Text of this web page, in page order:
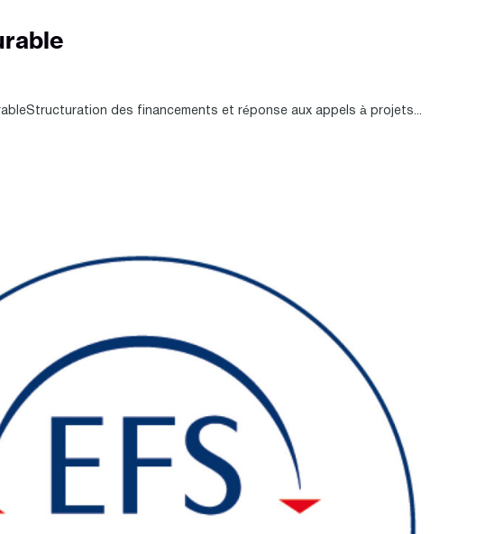
des financements et réponse aux appels à projets...